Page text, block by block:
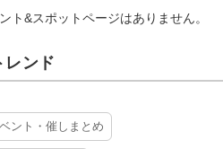
ト&スポットページはありません。
レンド
ント・催しまとめ